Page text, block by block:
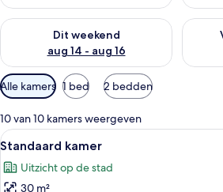
Dit weekend
aug 14 - aug 16
De beschikbaarheid controleren voor
De
Beschikbare
filters
voor
kamers
Alle kamers 1 bed 2 bedden
10 van 10 kamers weergeven
Alle
foto's
voor
Een
6
Standaard kamer
Uitzicht op de stad
30 m²